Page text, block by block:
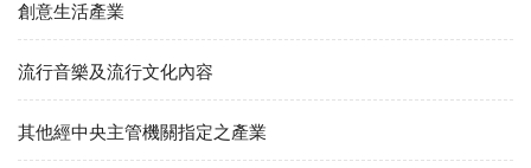
創意生活產業
流行音樂及流行文化內容
其他經中央主管機關指定之產業